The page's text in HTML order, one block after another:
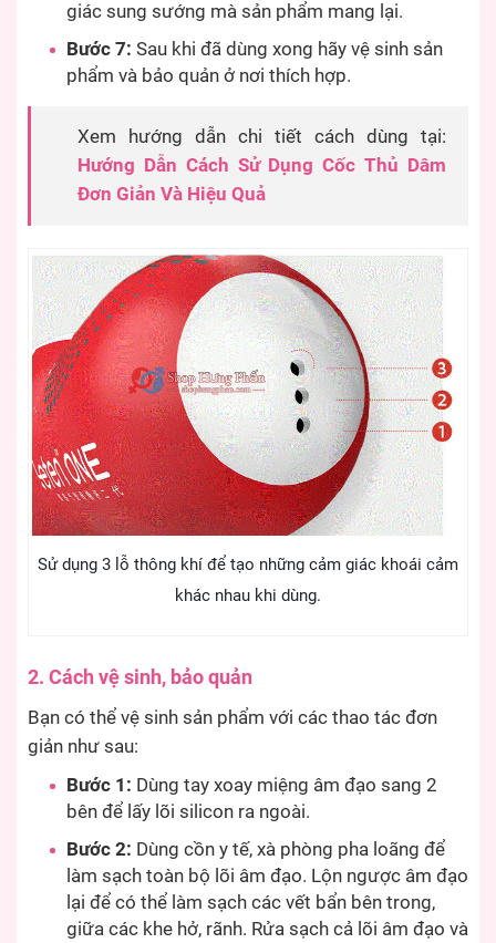
giác sung sướng mà sản phẩm mang lại.
Bước 7: Sau khi đã dùng xong hãy vệ sinh sản
phẩm và bảo quản ở nơi thích hợp.
Xem hướng dẫn chi tiết cách dùng tại:
Hướng Dẫn Cách Sử Dụng Cốc Thủ Dâm
Đơn Giản Và Hiệu Quả
Sử dụng 3 lỗ thông khí để tạo những cảm giác khoái cảm
khác nhau khi dùng.
2. Cách vệ sinh, bảo quản
Bạn có thể vệ sinh sản phẩm với các thao tác đơn
giản như sau:
Bước 1: Dùng tay xoay miệng âm đạo sang 2
bên để lấy lõi silicon ra ngoài.
Bước 2: Dùng cồn y tế, xà phòng pha loãng để
làm sạch toàn bộ lõi âm đạo. Lộn ngược âm đạo
lại để có thể làm sạch các vết bẩn bên trong,
giữa các khe hở, rãnh. Rửa sạch cả lõi âm đạo và